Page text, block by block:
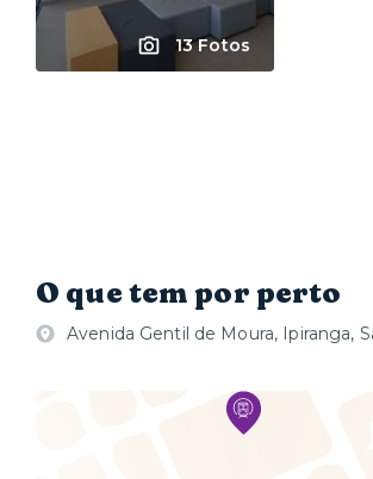
13 Fotos
O que tem por perto
Avenida Gentil de Moura, Ipiranga,